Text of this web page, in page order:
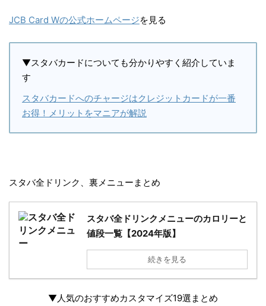
JCB Card Wの公式ホームページを見る
▼スタバカードについても分かりやすく紹介していま
す
スタバカードへのチャージはクレジットカードが一番
お得！メリットをマニアが解説
スタバ全ドリンク、裏メニューまとめ
スタバ全ドリンクメニューのカロリーと
値段一覧【2024年版】
続きを見る
▼人気のおすすめカスタマイズ19選まとめ